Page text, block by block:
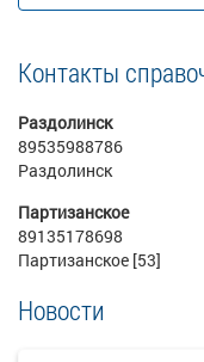
Контакты
Раздолинск
89535988786
Раздолинск
Партизанское
89135178698
Партизанское [53]
Новости